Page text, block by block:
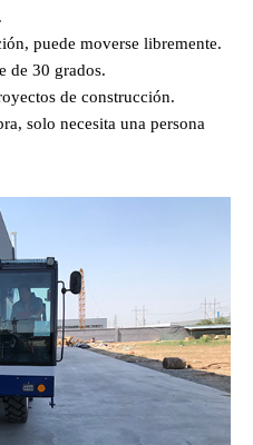
puede moverse libremente.
de 30 grados.
de construcción.
solo necesita una persona